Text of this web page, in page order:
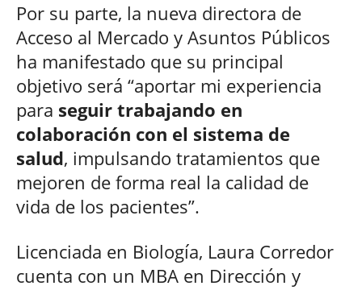
Por su parte, la nueva directora de
Acceso al Mercado y Asuntos Públicos
ha manifestado que su principal
objetivo será “aportar mi experiencia
para seguir trabajando en
colaboración con el sistema de
salud, impulsando tratamientos que
mejoren de forma real la calidad de
vida de los pacientes”.
Licenciada en Biología, Laura Corredor
cuenta con un MBA en Dirección y